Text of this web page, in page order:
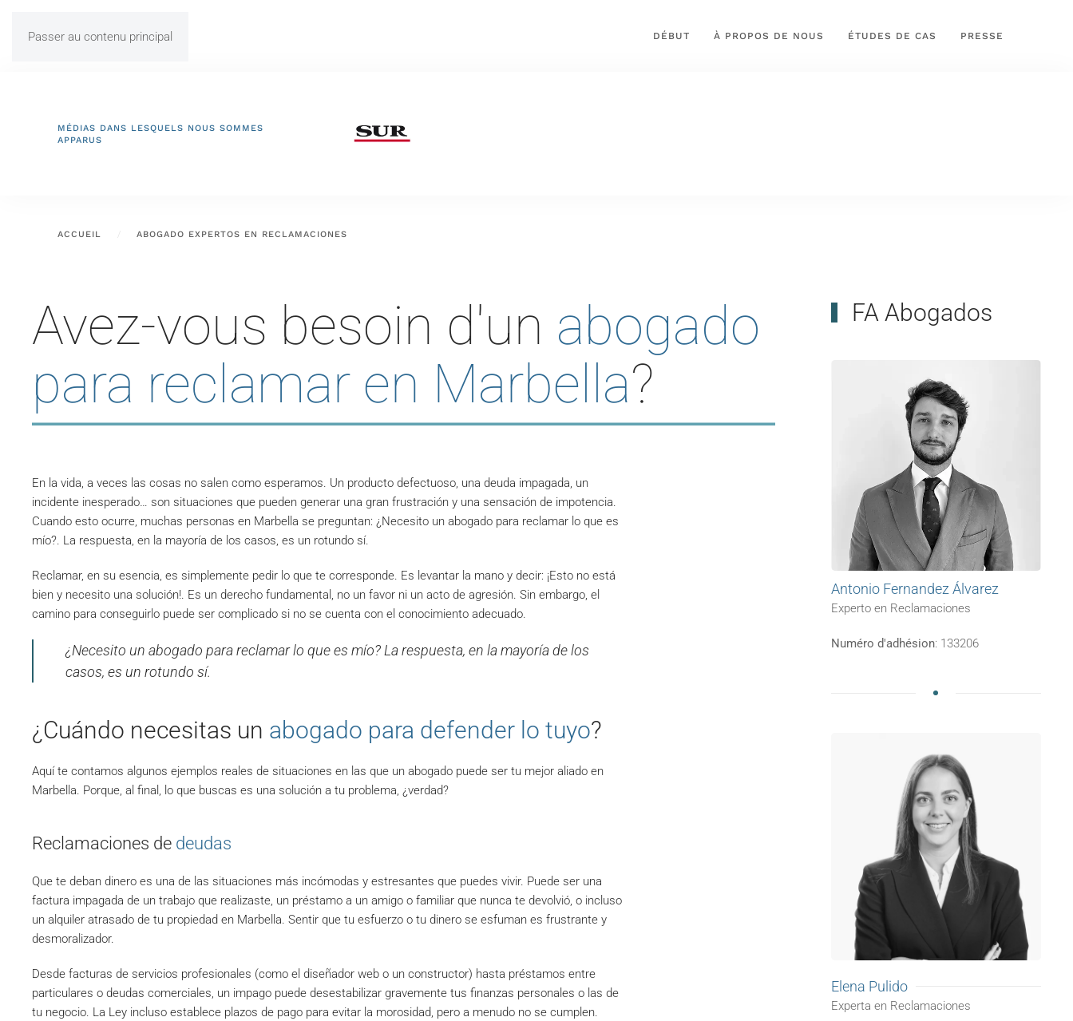
Passer au contenu principal DÉBUT À PROPOS DE NOUS ÉTUDES DE CAS PRESSE
MÉDIAS DANS LESQUELS NOUS SOMMES
APPARUS
ACCUEIL ABOGADO EXPERTOS EN RECLAMACIONES
Avez-vous besoin d'un abogado
para reclamar en Marbella?
En la vida, a veces las cosas no salen como esperamos. Un producto defectuoso, una deuda impagada, un
incidente inesperado… son situaciones que pueden generar una gran frustración y una sensación de impotencia.
Cuando esto ocurre, muchas personas en Marbella se preguntan: ¿Necesito un abogado para reclamar lo que es
mío?. La respuesta, en la mayoría de los casos, es un rotundo sí.
Reclamar, en su esencia, es simplemente pedir lo que te corresponde. Es levantar la mano y decir: ¡Esto no está
bien y necesito una solución!. Es un derecho fundamental, no un favor ni un acto de agresión. Sin embargo, el
camino para conseguirlo puede ser complicado si no se cuenta con el conocimiento adecuado.
¿Necesito un abogado para reclamar lo que es mío? La respuesta, en la mayoría de los
casos, es un rotundo sí.
¿Cuándo necesitas un abogado para defender lo tuyo?
Aquí te contamos algunos ejemplos reales de situaciones en las que un abogado puede ser tu mejor aliado en
Marbella. Porque, al final, lo que buscas es una solución a tu problema, ¿verdad?
Reclamaciones de deudas
Que te deban dinero es una de las situaciones más incómodas y estresantes que puedes vivir. Puede ser una
factura impagada de un trabajo que realizaste, un préstamo a un amigo o familiar que nunca te devolvió, o incluso
un alquiler atrasado de tu propiedad en Marbella. Sentir que tu esfuerzo o tu dinero se esfuman es frustrante y
desmoralizador.
Desde facturas de servicios profesionales (como el diseñador web o un constructor) hasta préstamos entre
particulares o deudas comerciales, un impago puede desestabilizar gravemente tus finanzas personales o las de
tu negocio. La Ley incluso establece plazos de pago para evitar la morosidad, pero a menudo no se cumplen.
FA Abogados
Antonio Fernandez Álvarez
Experto en Reclamaciones
Numéro d'adhésion: 133206
Elena Pulido
Experta en Reclamaciones